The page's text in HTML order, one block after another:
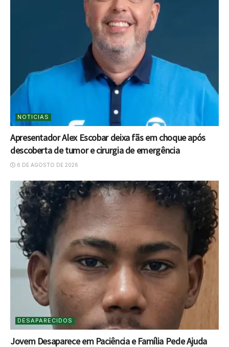
NOTICIAS
Apresentador Alex Escobar deixa fãs em choque após
descoberta de tumor e cirurgia de emergência
6 DE AGOSTO DE 2026
DESAPARECIDOS
Jovem Desaparece em Paciência e Família Pede Ajuda